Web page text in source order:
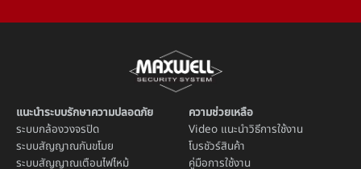
แนะนำระบบรักษาความปลอดภัย
ระบบกล้องวงจรปิด
ระบบสัญญาณกันขโมย
ระบบสัญญาณเตือนไฟไหม้
ความช่วยเหลือ
Video แนะนำวิธีการใช้งาน
โบรชัวร์สินค้า
คู่มือการใช้งาน